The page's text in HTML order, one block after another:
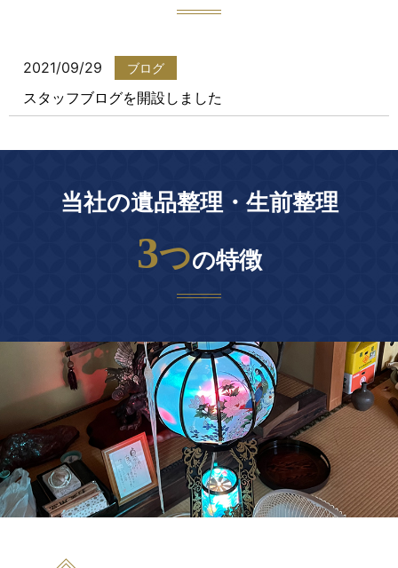
2021/09/29 ブログ
スタッフブログを開設しました
当社の遺品整理・生前整理
3つの特徴